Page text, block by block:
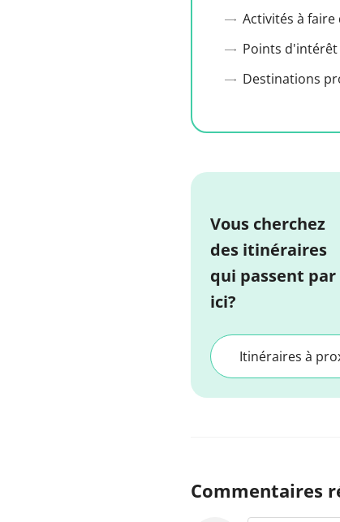
Activités à
Points
Destinations
Vous cherchez
des itinéraires
qui passent par
ici?
Itinéraires à
Commentaires